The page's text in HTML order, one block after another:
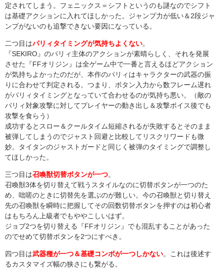
定されてしまう。フェニックス＝シフトというのも謎なのでシフト
は基礎アクションに入れてほしかった。ジャンプ力が低い＆2段ジャ
ンプがないのも追撃できない要因になっている。
二つ目はパリィタイミングが気持ちよくない
『SEKIRO』のパリィ主体のアクションが素晴らしく、それを発展
させた『FFオリジン』は全ゲーム中で一番と言えるほどアクション
が気持ちよかったのだが、本作のパリィはキャラクターの武器の振
りに合わせて判定される。つまり、ボタン入力から数フレーム遅れ
がパリィタイミングとなっていて合わせるのが気持ち悪い。（敵の
パリィ対象攻撃に対してプレイヤーの動き出し＆攻撃ボイス後でも
攻撃を食らう）
成功するとスロー＆クールタイム短縮されるが失敗するとそのまま
被弾してしまうのでジャスト回避と比較してリスクリワードも微
妙。タイタンのジャストガードと同じく被弾のタイミングで調整し
てほしかった。
三つ目は召喚獣切替ボタンが一つ
召喚獣3体を切り替えて戦うスタイルなのに切替ボタンが一つのた
め、咄嗟のときに切替先を選ぶのが難しい。今の召喚獣と切り替え
先の召喚獣を瞬時に把握してその回数切替ボタンを押すのは初心者
はもちろん上級者でもややこしいはず。
ジョブ2つを切り替える『FFオリジン』でも混乱することがあった
のでせめて切替ボタンを2つにすべき。
四つ目は武器種が一つ＆基礎コンボが一つしかない 。これは後述す
るカスタマイズ幅の狭さにも繋がる。